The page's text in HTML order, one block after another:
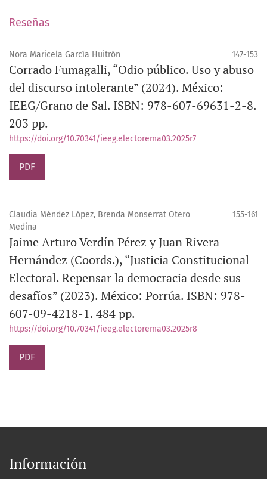
Reseñas
Nora Maricela García Huitrón 147-153
Corrado Fumagalli, “Odio público. Uso y abuso
del discurso intolerante” (2024). México:
IEEG/Grano de Sal. ISBN: 978-607-69631-2-8.
203 pp.
https://doi.org/10.70341/ieeg.electorema03.2025r7
PDF
Claudia Méndez López, Brenda Monserrat Otero
Medina
155-161
Jaime Arturo Verdín Pérez y Juan Rivera
Hernández (Coords.), “Justicia Constitucional
Electoral. Repensar la democracia desde sus
desafíos” (2023). México: Porrúa. ISBN: 978-
607-09-4218-1. 484 pp.
https://doi.org/10.70341/ieeg.electorema03.2025r8
PDF
Información